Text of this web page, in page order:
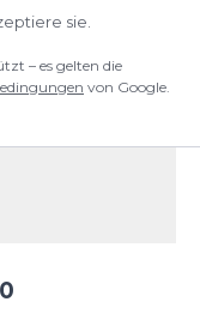
sie.
– es gelten die
von Google.